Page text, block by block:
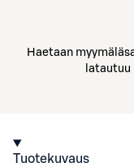
Haetaan
latautuu
Tuotekuvaus